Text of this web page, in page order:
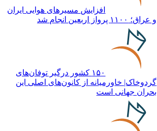
افزایش مسیرهای هوایی ایران
و عراق؛ ۱۱۰۰ پرواز اربعین انجام شد
۱۵۰ کشور درگیر توفان‌های
گردوخاک| خاورمیانه از کانون‌های اصلی این
بحران جهانی است